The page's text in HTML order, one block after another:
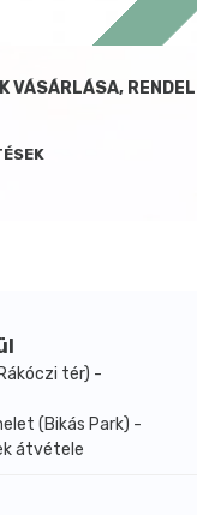
VÁSÁRLÁSA,
tér) -
(Bikás Park) -
átvétele